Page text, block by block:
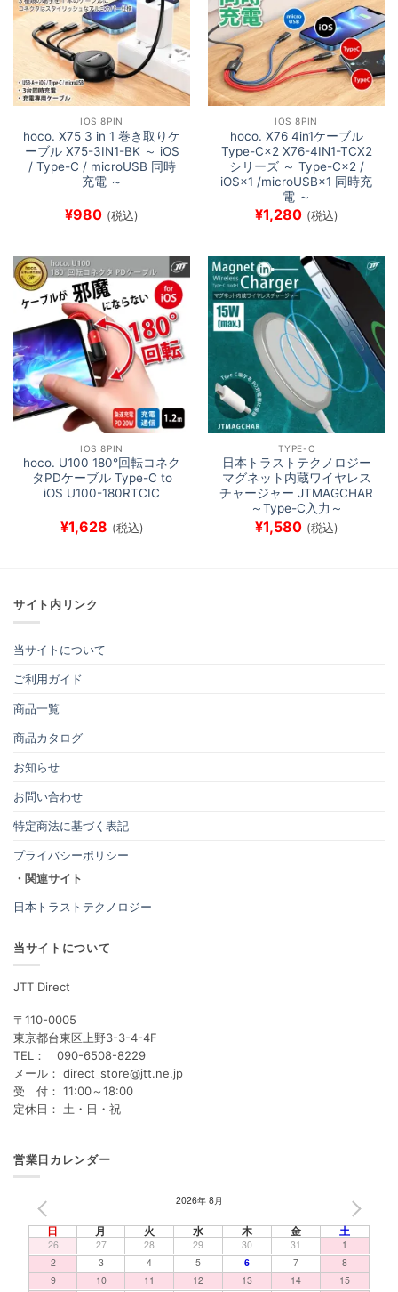
IOS 8PIN
hoco. X75 3 in 1 巻き取りケ
ーブル X75-3IN1-BK ～ iOS
/ Type-C / microUSB 同時
充電 ～
¥980 (税込)
IOS 8PIN
hoco. X76 4in1ケーブル
Type-C×2 X76-4IN1-TCX2
シリーズ ～ Type-C×2 /
iOS×1 /microUSB×1 同時充
電 ～
¥1,280 (税込)
IOS 8PIN
hoco. U100 180°回転コネク
タPDケーブル Type-C to
iOS U100-180RTCIC
¥1,628 (税込)
TYPE-C
日本トラストテクノロジー
マグネット内蔵ワイヤレス
チャージャー JTMAGCHAR
～Type-C入力～
¥1,580 (税込)
サイト内リンク
当サイトについて
ご利用ガイド
商品一覧
商品カタログ
お知らせ
お問い合わせ
特定商法に基づく表記
プライバシーポリシー
・関連サイト
日本トラストテクノロジー
当サイトについて
JTT Direct
〒110-0005
東京都台東区上野3-3-4-4F
TEL： 090-6508-8229
メール： direct_store@jtt.ne.jp
受 付： 11:00～18:00
定休日： 土・日・祝
営業日カレンダー
2026年 8月
日 月 火 水 木 金 土
26 27 28 29 30 31
1
2
3 4 5 6 7
8
9
10 11 12 13 14
15